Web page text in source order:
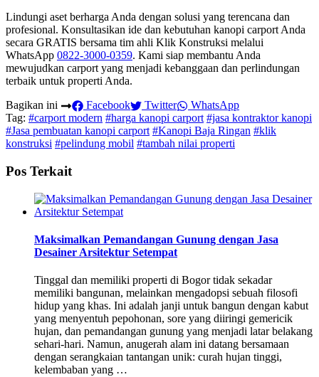
Lindungi aset berharga Anda dengan solusi yang terencana dan
profesional. Konsultasikan ide dan kebutuhan kanopi carport Anda
secara GRATIS bersama tim ahli Klik Konstruksi melalui
WhatsApp 0822-3000-0359. Kami siap membantu Anda
mewujudkan carport yang menjadi kebanggaan dan perlindungan
terbaik untuk properti Anda.
Bagikan ini
Facebook Twitter
WhatsApp
Tag: #carport modern #harga kanopi carport #jasa kontraktor kanopi
#Jasa pembuatan kanopi carport #Kanopi Baja Ringan #klik
konstruksi #pelindung mobil #tambah nilai properti
Pos Terkait
Maksimalkan Pemandangan Gunung dengan Jasa
Desainer Arsitektur Setempat
Tinggal dan memiliki properti di Bogor tidak sekadar
memiliki bangunan, melainkan mengadopsi sebuah filosofi
hidup yang khas. Ini adalah janji untuk bangun dengan kabut
yang menyentuh pepohonan, sore yang diiringi gemericik
hujan, dan pemandangan gunung yang menjadi latar belakang
sehari-hari. Namun, anugerah alam ini datang bersamaan
dengan serangkaian tantangan unik: curah hujan tinggi,
kelembaban yang …